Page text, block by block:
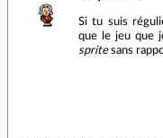
Si tu suis
que le jeu que
spritesans